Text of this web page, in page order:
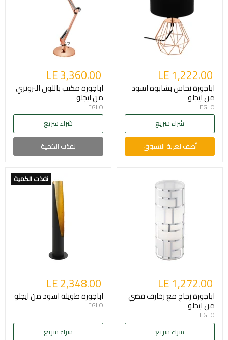
LE 1,222.00
اباجورة نحاس بشابوه اسود
من ايجلو
EGLO
شراء سريع
أضف لعربة التسوق
LE 3,360.00
اباجورة مكتب باللون البرونزي
من ايجلو
EGLO
شراء سريع
نفذت الكمية
LE 1,272.00
اباجورة زجاج مع زخارف فضي
من ايجلو
EGLO
شراء سريع
نفذت الكمية
LE 2,348.00
اباجورة طويلة اسود من ايجلو
EGLO
شراء سريع